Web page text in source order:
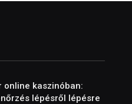
online kaszinóban:
lépésről lépésre